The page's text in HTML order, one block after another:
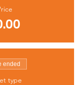
ended
type